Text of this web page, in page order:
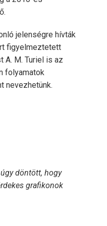
jelenségre hívták
figyelmeztetett
A. M. Turiel is az
folyamatok
nevezhetünk.
döntött, hogy
grafikonok